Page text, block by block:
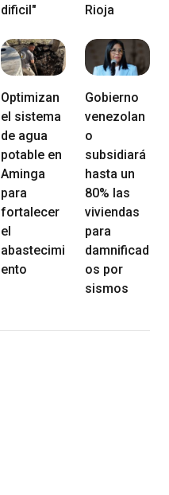
dificil"
Rioja
Optimizan
el sistema
de agua
potable en
Aminga
para
fortalecer
el
abastecimi
ento
Gobierno
venezolan
o
subsidiará
hasta un
80% las
viviendas
para
damnificad
os por
sismos